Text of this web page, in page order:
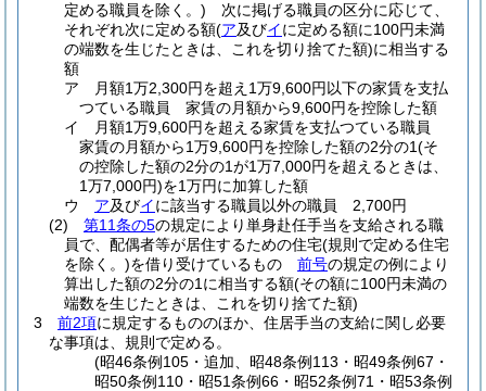
定める職員を除く。) 次に掲げる職員の区分に応じて、
それぞれ次に定める額(ア及びイに定める額に100円未満
の端数を生じたときは、これを切り捨てた額)に相当する
額
ア
月額1万2,300円を超え1万9,600円以下の家賃を支払
つている職員 家賃の月額から9,600円を控除した額
イ
月額1万9,600円を超える家賃を支払つている職員
家賃の月額から1万9,600円を控除した額の2分の1(そ
の控除した額の2分の1が1万7,000円を超えるときは、
1万7,000円)を1万円に加算した額
ウ
ア及びイに該当する職員以外の職員 2,700円
(2)
第11条の5の規定により単身赴任手当を支給される職
員で、配偶者等が居住するための住宅(規則で定める住宅
を除く。)を借り受けているもの 前号の規定の例により
算出した額の2分の1に相当する額(その額に100円未満の
端数を生じたときは、これを切り捨てた額)
3
前2項に規定するもののほか、住居手当の支給に関し必要
な事項は、規則で定める。
(昭46条例105・追加、昭48条例113・昭49条例67・
昭50条例110・昭51条例66・昭52条例71・昭53条例